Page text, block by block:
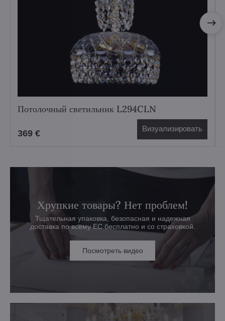
Потолочный светильник L294CLN
369 € Визуализировать
Хрупкие товары? Нет проблем!
Тщательная упаковка, безопасная и надежная
доставка по всему ЕС бесплатно и со страховкой.
Посмотреть видео